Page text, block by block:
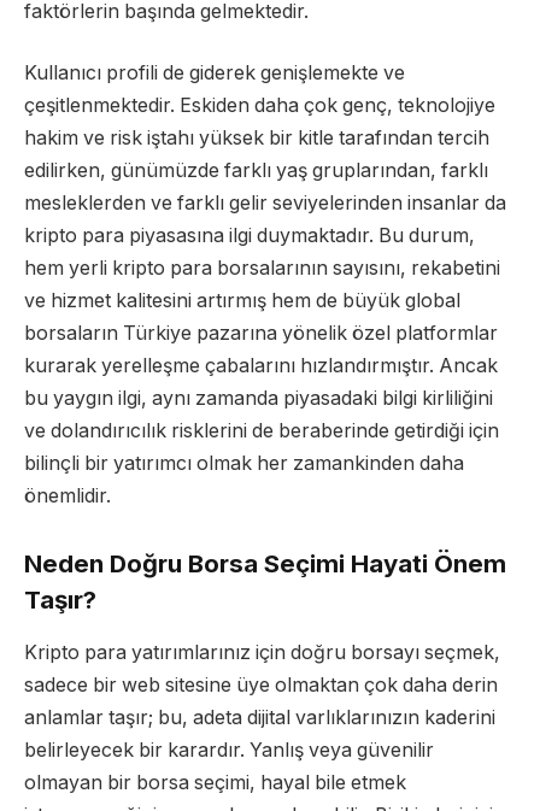
faktörlerin başında gelmektedir.
Kullanıcı profili de giderek genişlemekte ve
çeşitlenmektedir. Eskiden daha çok genç, teknolojiye
hakim ve risk iştahı yüksek bir kitle tarafından tercih
edilirken, günümüzde farklı yaş gruplarından, farklı
mesleklerden ve farklı gelir seviyelerinden insanlar da
kripto para piyasasına ilgi duymaktadır. Bu durum,
hem yerli kripto para borsalarının sayısını, rekabetini
ve hizmet kalitesini artırmış hem de büyük global
borsaların Türkiye pazarına yönelik özel platformlar
kurarak yerelleşme çabalarını hızlandırmıştır. Ancak
bu yaygın ilgi, aynı zamanda piyasadaki bilgi kirliliğini
ve dolandırıcılık risklerini de beraberinde getirdiği için
bilinçli bir yatırımcı olmak her zamankinden daha
önemlidir.
Neden Doğru Borsa Seçimi Hayati Önem
Taşır?
Kripto para yatırımlarınız için doğru borsayı seçmek,
sadece bir web sitesine üye olmaktan çok daha derin
anlamlar taşır; bu, adeta dijital varlıklarınızın kaderini
belirleyecek bir karardır. Yanlış veya güvenilir
olmayan bir borsa seçimi, hayal bile etmek